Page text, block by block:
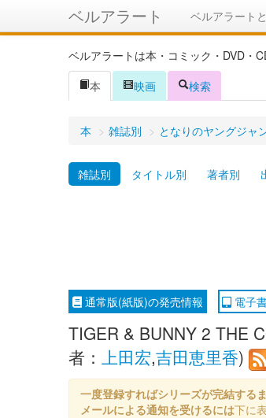
ベルアラート ベルアラート
ベルアラートは本・コミック・DVD・
本
映画 検索
本 > 雑誌別 > となりのヤングジャ
雑誌別 タイトル別 著者別
通常版(紙版)の発売情報 電子
TIGER & BUNNY 2 THE
者： 上田宏,吉田恵里香)
一度登録すればシリーズが完結する
メールによる通知を受けるには下に